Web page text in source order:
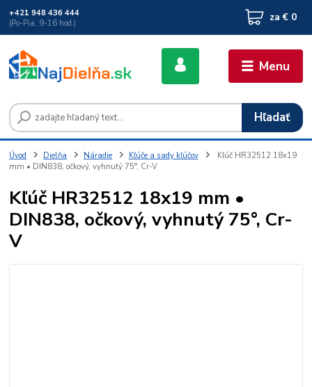
Menu
Hľadať
+421 948 436 444
(Po-Pia, 9-16 hod.)
za € 0
Úvod Dielňa Náradie Kľúče a sady kľúčov
Kľúč HR32512 18x19
mm • DIN838, očkový, vyhnutý 75°, Cr-V
Kľúč HR32512 18x19 mm •
DIN838, očkový, vyhnutý 75°, Cr-
V